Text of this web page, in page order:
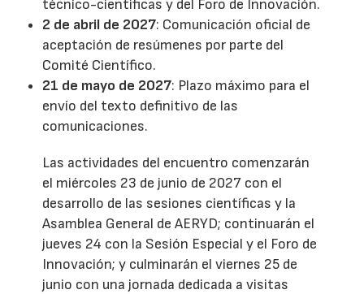
técnico-científicas y del Foro de Innovación.
2 de abril de 2027: Comunicación oficial de
aceptación de resúmenes por parte del
Comité Científico.
21 de mayo de 2027: Plazo máximo para el
envío del texto definitivo de las
comunicaciones.
Las actividades del encuentro comenzarán
el miércoles 23 de junio de 2027 con el
desarrollo de las sesiones científicas y la
Asamblea General de AERYD; continuarán el
jueves 24 con la Sesión Especial y el Foro de
Innovación; y culminarán el viernes 25 de
junio con una jornada dedicada a visitas